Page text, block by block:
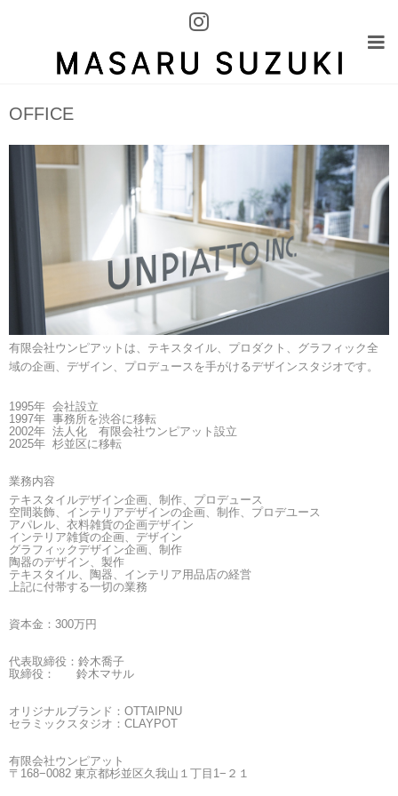
OFFICE
有限会社ウンピアットは、テキスタイル、プロダクト、グラフィック全
域の企画、デザイン、プロデュースを手がけるデザインスタジオです。
1995年 会社設立
1997年 事務所を渋谷に移転
2002年 法人化 有限会社ウンピアット設立
2025年 杉並区に移転
業務内容
テキスタイルデザイン企画、制作、プロデュース
空間装飾、インテリアデザインの企画、制作、プロデユース
アパレル、衣料雑貨の企画デザイン
インテリア雑貨の企画、デザイン
グラフィックデザイン企画、制作
陶器のデザイン、製作
テキスタイル、陶器、インテリア用品店の経営
上記に付帯する一切の業務
資本金： 300万円
代表取締役：鈴木喬子
取締役：
鈴木マサル
オリジナルブランド： OTTAIPNU
セラミックスタジオ： CLAYPOT
有限会社ウンピアット
〒168−0082 東京都杉並区久我山１丁目1−２１